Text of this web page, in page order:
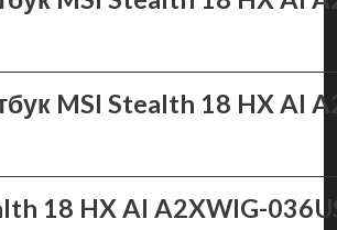
MSI Stealth 18 HX AI
18 HX AI A2XWIG-